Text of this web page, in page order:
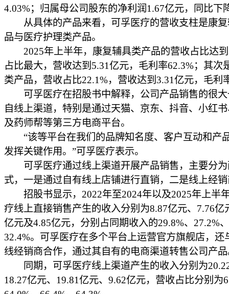
4.03%；归属母公司股东的净利润1.67亿元，同比下
从具体的产品来看，可孚医疗的营收支柱是康复
品与医疗护理类产品。
2025年上半年，康复辅具类产品的营收占比达到
占比最大，营收达到5.31亿元，毛利率62.3%；其次
类产品，营收占比22.1%，营收达到3.31亿元，毛利
可孚医疗在招股书中解释，公司产品销售的很大
自线上渠道，特别是通过天猫、京东、抖音、小红
及药师帮等第三方电商平台。
“该等平台在我们的品牌知名度、客户互动和产
发挥关键作用。”可孚医疗表示。
可孚医疗通过线上渠道开展产品销售，主要分为
式，一是通过自有线上店铺进行直销，二是线上经
招股书显示，2022年至2024年以及2025年上半
疗线上直接销售产生的收入分别为8.87亿元、7.76亿
亿元及4.85亿元，分别占同期收入的29.8%、27.2%
32.4%。可孚医疗在多个平台上运营官方旗舰店，还
线经销商合作，通过其自有的电商渠道转售公司产
同期，可孚医疗线上渠道产生的收入分别为
18.27亿元、19.81亿元、9.62亿元，营收占比分别为